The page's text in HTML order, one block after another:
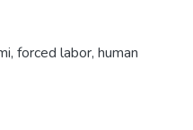
, forced labor, human